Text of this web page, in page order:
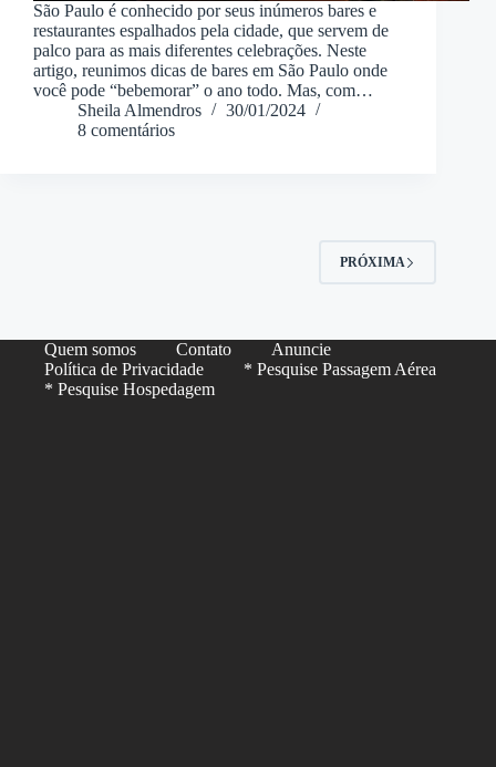
São Paulo é conhecido por seus inúmeros bares e
restaurantes espalhados pela cidade, que servem de
palco para as mais diferentes celebrações. Neste
artigo, reunimos dicas de bares em São Paulo onde
você pode “bebemorar” o ano todo. Mas, com…
Sheila Almendros
30/01/2024
8 comentários
PRÓXIMA
Quem somos Contato
Anuncie
Política de Privacidade
* Pesquise Passagem Aérea
* Pesquise Hospedagem